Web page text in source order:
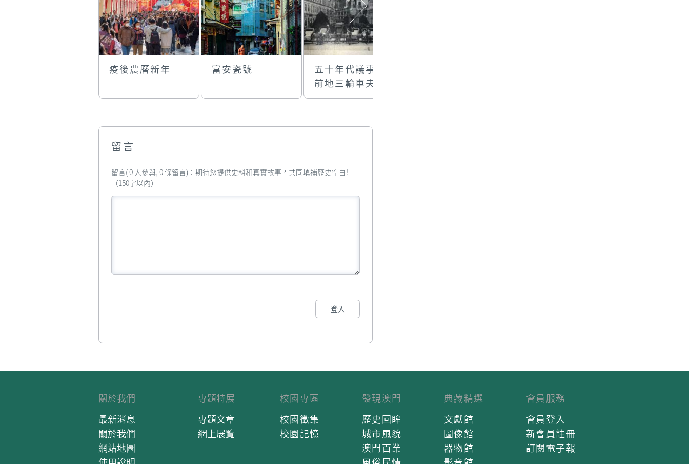
疫後農曆新年 富安瓷號
五十年代議事亭
前地三輪車夫與
美副將銅像
留言
留言( 0 人參與, 0 條留言)：期待您提供史料和真實故事，共同填補歷史空白!
（150字以內）
登入
關於我們
最新消息
關於我們
網站地圖
專題特展
專題文章
網上展覽
校園專區
校園徵集
校園記憶
發現澳門
歷史回眸
城市風貌
澳門百業
典藏精選
文獻館
圖像館
器物館
會員服務
會員登入
新會員註冊
訂閱電子報